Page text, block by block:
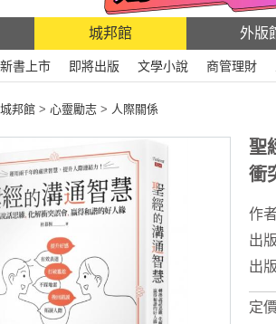
城邦館 外版
新書上市 即將出版 文學小說 商管理財
城邦館 > 心靈勵志 > 人際關係
聖
衝
作
出
出
定